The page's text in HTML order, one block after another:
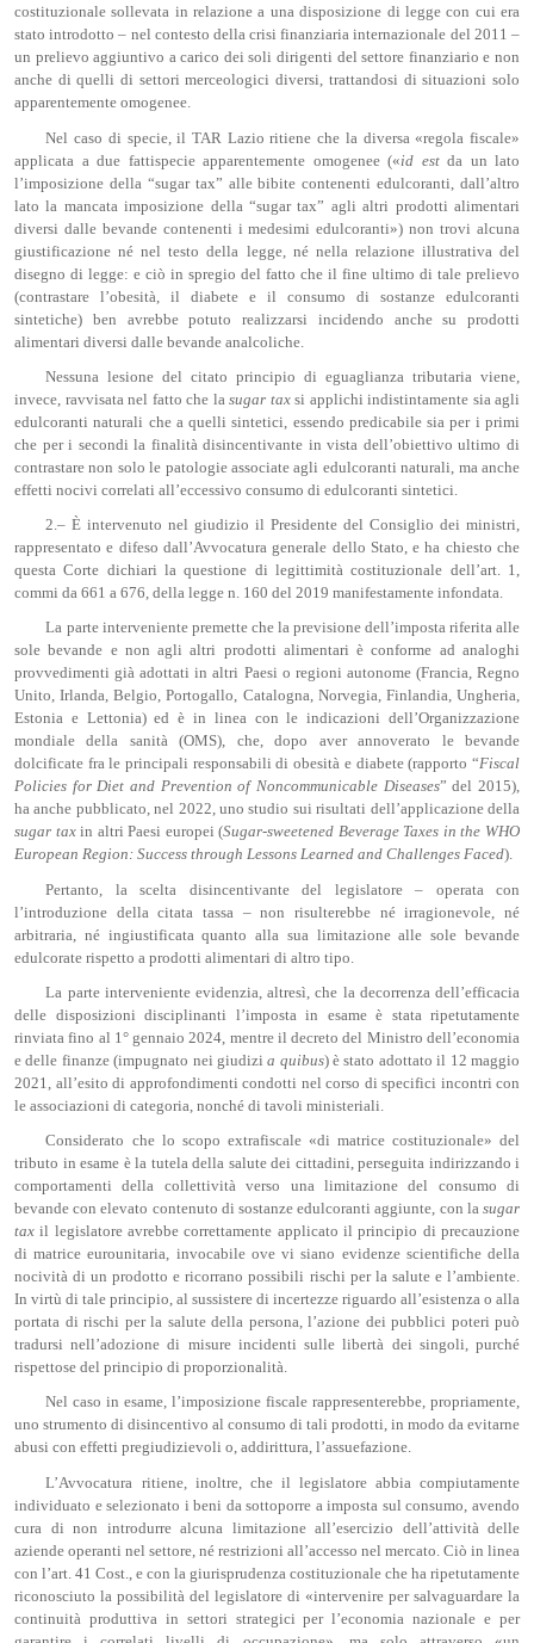
costituzionale sollevata in relazione a una disposizione di legge con cui era
stato introdotto – nel contesto della crisi finanziaria internazionale del 2011 –
un prelievo aggiuntivo a carico dei soli dirigenti del settore finanziario e non
anche di quelli di settori merceologici diversi, trattandosi di situazioni solo
apparentemente omogenee.
Nel caso di specie, il TAR Lazio ritiene che la diversa «regola fiscale»
applicata a due fattispecie apparentemente omogenee («id estda un lato
l’imposizione della “sugar tax” alle bibite contenenti edulcoranti, dall’altro
lato la mancata imposizione della “sugar tax” agli altri prodotti alimentari
diversi dalle bevande contenenti i medesimi edulcoranti») non trovi alcuna
giustificazione né nel testo della legge, né nella relazione illustrativa del
disegno di legge: e ciò in spregio del fatto che il fine ultimo di tale prelievo
(contrastare l’obesità, il diabete e il consumo di sostanze edulcoranti
sintetiche) ben avrebbe potuto realizzarsi incidendo anche su prodotti
alimentari diversi dalle bevande analcoliche.
Nessuna lesione del citato principio di eguaglianza tributaria viene,
invece, ravvisata nel fatto che la sugar taxsi applichi indistintamente sia agli
edulcoranti naturali che a quelli sintetici, essendo predicabile sia per i primi
che per i secondi la finalità disincentivante in vista dell’obiettivo ultimo di
contrastare non solo le patologie associate agli edulcoranti naturali, ma anche
effetti nocivi correlati all’eccessivo consumo di edulcoranti sintetici.
2.– È intervenuto nel giudizio il Presidente del Consiglio dei ministri,
rappresentato e difeso dall’Avvocatura generale dello Stato, e ha chiesto che
questa Corte dichiari la questione di legittimità costituzionale dell’art. 1,
commi da 661 a 676, della legge n. 160 del 2019 manifestamente infondata.
La parte interveniente premette che la previsione dell’imposta riferita alle
sole bevande e non agli altri prodotti alimentari è conforme ad analoghi
provvedimenti già adottati in altri Paesi o regioni autonome (Francia, Regno
Unito, Irlanda, Belgio, Portogallo, Catalogna, Norvegia, Finlandia, Ungheria,
Estonia e Lettonia) ed è in linea con le indicazioni dell’Organizzazione
mondiale della sanità (OMS), che, dopo aver annoverato le bevande
dolcificate fra le principali responsabili di obesità e diabete (rapporto “Fiscal
Policies forDiet and Prevention ofNoncommunicable Diseases” del 2015),
ha anche pubblicato, nel 2022, uno studio sui risultati dell’applicazione della
sugar taxin altri Paesi europei (Sugar-sweetened Beverage Taxes in the WHO
European Region: Success through Lessons Learned and Challenges Faced).
Pertanto, la scelta disincentivante del legislatore – operata con
l’introduzione della citata tassa – non risulterebbe né irragionevole, né
arbitraria, né ingiustificata quanto alla sua limitazione alle sole bevande
edulcorate rispetto a prodotti alimentari di altro tipo.
La parte interveniente evidenzia, altresì, che la decorrenza dell’efficacia
delle disposizioni disciplinanti l’imposta in esame è stata ripetutamente
rinviata fino al 1° gennaio 2024, mentre il decreto del Ministro dell’economia
e delle finanze (impugnato nei giudizi a quibus) è stato adottato il 12 maggio
2021, all’esito di approfondimenti condotti nel corso di specifici incontri con
le associazioni di categoria, nonché di tavoli ministeriali.
Considerato che lo scopo extrafiscale «di matrice costituzionale» del
tributo in esame è la tutela della salute dei cittadini, perseguita indirizzando i
comportamenti della collettività verso una limitazione del consumo di
bevande con elevato contenuto di sostanze edulcoranti aggiunte, con la sugar
tax il legislatore avrebbe correttamente applicato il principio di precauzione
di matrice eurounitaria, invocabile ove vi siano evidenze scientifiche della
nocività di un prodotto e ricorrano possibili rischi per la salute e l’ambiente.
In virtù di tale principio, al sussistere di incertezze riguardo all’esistenza o alla
portata di rischi per la salute della persona, l’azione dei pubblici poteri può
tradursi nell’adozione di misure incidenti sulle libertà dei singoli, purché
rispettose del principio di proporzionalità.
Nel caso in esame, l’imposizione fiscale rappresenterebbe, propriamente,
uno strumento di disincentivo al consumo di tali prodotti, in modo da evitarne
abusi con effetti pregiudizievoli o, addirittura, l’assuefazione.
L’Avvocatura ritiene, inoltre, che il legislatore abbia compiutamente
individuato e selezionato i beni da sottoporre a imposta sul consumo, avendo
cura di non introdurre alcuna limitazione all’esercizio dell’attività delle
aziende operanti nel settore, né restrizioni all’accesso nel mercato. Ciò in linea
con l’art. 41 Cost., e con la giurisprudenza costituzionale che ha ripetutamente
riconosciuto la possibilità del legislatore di «intervenire per salvaguardare la
continuità produttiva in settori strategici per l’economia nazionale e per